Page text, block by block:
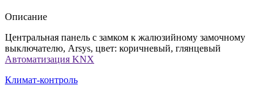
Описание
Центральная панель с замком к жалюзийному замочному
выключателю, Arsys, цвет: коричневый, глянцевый
Автоматизация KNX
Климат-контроль